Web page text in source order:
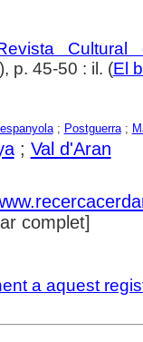
Cultural
p. 45-50 : il. (El
; Postguerra;
; Val d'Aran
complet]
a aquest